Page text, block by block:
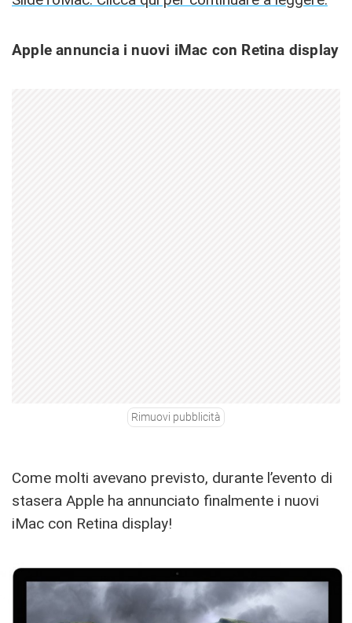
Apple annuncia i nuovi iMac con Retina display
Rimuovi pubblicità
Come molti avevano previsto, durante l’evento di
stasera Apple ha annunciato finalmente i nuovi
iMac con Retina display!